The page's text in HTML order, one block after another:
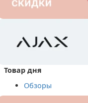
Товар дня
Обзоры